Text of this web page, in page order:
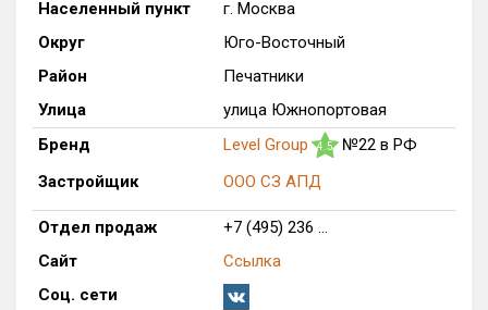
Оценка ЕРЗ ЖК
от
с продажами
Рейтинг ЕРЗ
Найдено:
Населенный пункт
г. Москва
Округ
Юго-Восточный
Район
Печатники
Улица
улица Южнопортовая
Бренд
Level Group 4.5
№22 в РФ
Застройщик
ООО СЗ АПД
Отдел продаж
+7 (495) 236 ...
Сайт
Ссылка
Соц. сети